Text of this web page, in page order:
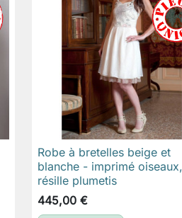
 Aperçu rapide
Robe à bretelles beige et
blanche - imprimé oiseaux,
résille plumetis
445,00 €